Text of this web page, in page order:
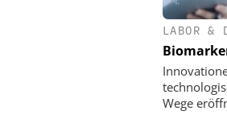
LABOR &
Wege